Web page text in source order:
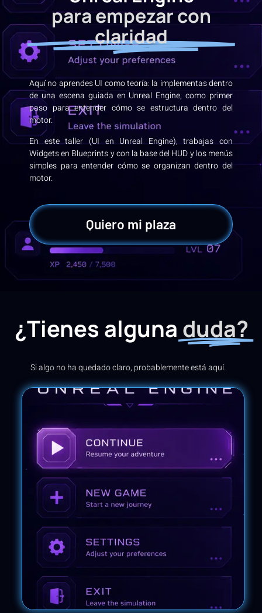
para empezar con
claridad
Aquí no aprendes UI como teoría: la implementas dentro
de una escena guiada en Unreal Engine, como primer
paso para entender cómo se estructura dentro del
motor.
En este taller (UI en Unreal Engine), trabajas con
Widgets en Blueprints y con la base del HUD y los menús
simples para entender cómo se organizan dentro del
motor.
Quiero mi plaza
¿Tienes alguna duda?
Si algo no ha quedado claro, probablemente está aquí.